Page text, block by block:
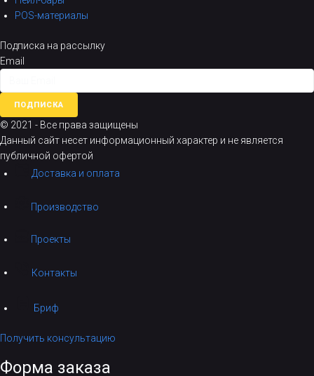
POS-материалы
Подписка на рассылку
Email
ПОДПИСКА
© 2021 - Все права защищены
Данный сайт несет информационный характер и не является
публичной офертой
Доставка и оплата
Производство
Проекты
Контакты
Бриф
Получить консультацию
Форма заказа